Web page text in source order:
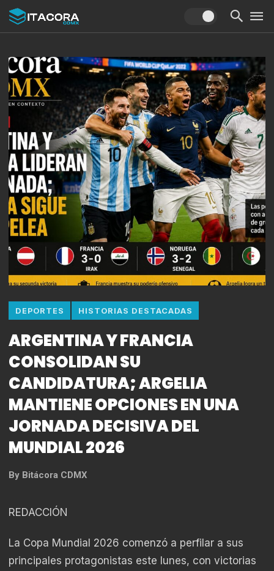
DEPORTES HISTORIAS DESTACADAS
ARGENTINA Y FRANCIA
CONSOLIDAN SU
CANDIDATURA; ARGELIA
MANTIENE OPCIONES EN UNA
JORNADA DECISIVA DEL
MUNDIAL 2026
By Bitácora CDMX
REDACCIÓN
La Copa Mundial 2026 comenzó a perfilar a sus
principales protagonistas este lunes, con victorias